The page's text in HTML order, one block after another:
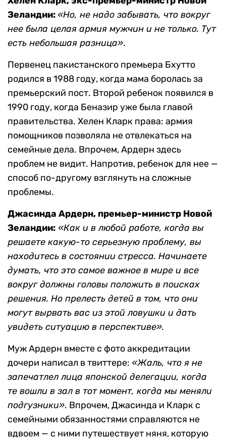
Зеландии: «Но, не надо забывать, что вокруг
нее была целая армия мужчин и не только. Тут
есть небольшая разница».
Первенец пакистанского премьера Бхутто
родился в 1988 году, когда мама боролась за
премьерский пост. Второй ребенок появился в
1990 году, когда Беназир уже была главой
правительства. Хелен Кларк права: армия
помощников позволяла не отвлекаться на
семейные дела. Впрочем, Ардерн здесь
проблем не видит. Напротив, ребенок для нее —
способ по-другому взглянуть на сложные
проблемы.
Джасинда Ардерн, премьер-министр Новой
Зеландии: «Как и в любой работе, когда вы
решаете какую-то серьезную проблему, вы
находитесь в состоянии стресса. Начинаете
думать, что это самое важное в мире и все
вокруг должны головы положить в поисках
решения. Но прелесть детей в том, что они
могут вырвать вас из этой ловушки и дать
увидеть ситуацию в перспективе».
Муж Ардерн вместе с фото аккредитации
дочери написал в твиттере: «Жаль, что я не
запечатлел лица японской делегации, когда
те вошли в зал в тот момент, когда мы меняли
подгузники». Впрочем, Джасинда и Кларк с
семейными обязанностями справляются не
вдвоем — с ними путешествует няня, которую